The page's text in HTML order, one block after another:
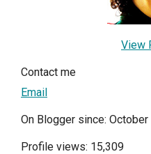
View
Contact me
Email
On Blogger since: October
Profile views: 15,309